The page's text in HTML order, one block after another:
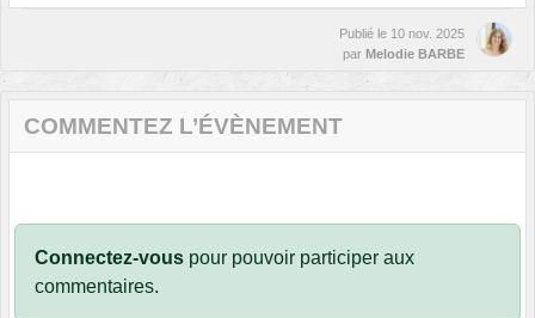
Publié le 10 nov. 2025
par Melodie BARBE
COMMENTEZ L’ÉVÈNEMENT
Connectez-vous pour pouvoir participer aux
commentaires.